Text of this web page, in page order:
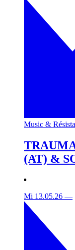
Music &
(AT) &
Mi 13.05.26 —